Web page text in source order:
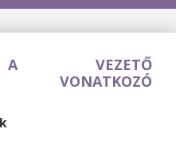
A VEZETŐ
VONATKOZÓ